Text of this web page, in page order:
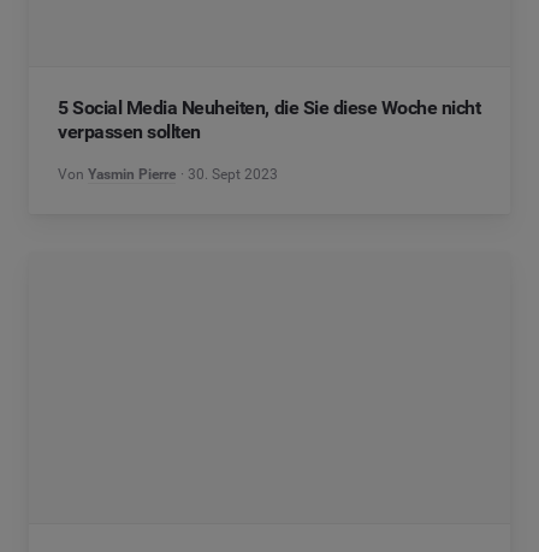
5 Social Media Neuheiten, die Sie diese Woche nicht
verpassen sollten
Von Yasmin Pierre 30. Sept 2023